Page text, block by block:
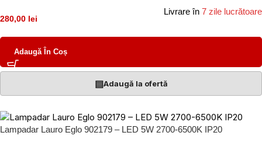
280,00 lei
Livrare în 7 zile lucrătoare
Adaugă În Coș
▤Adaugă la ofertă
Lampadar Lauro Eglo 902179 – LED 5W 2700-6500K IP20